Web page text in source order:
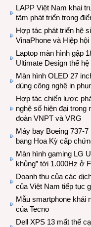
LAPP Việt Nam khai
tâm phát triển trọng
Hợp tác phát triển hệ
VinaPhone và Hiệp hội
Laptop màn hình gập
Ultimate Design thế
Màn hình OLED 27
dùng công nghệ in
Hợp tác chiến lược
nghệ số hiện đại trong
đoàn VNPT và VRG
Máy bay Boeing 737-
bang Hoa Kỳ cấp
Màn hình gaming LG
khủng” tới 1.000Hz ở
Doanh thu của các
của Việt Nam tiếp tục
Mẫu smartphone khái
của Tecno
Dell XPS 13 mất thế